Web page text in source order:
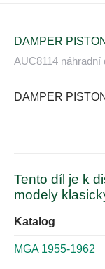
DAMPER
AUC8114 náhradní
DAMPER
Tento díl je k
modely
Katalog
MGA 1955-1962